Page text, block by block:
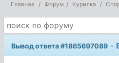
Главная Форум Kурилка
Вывод ответа #1865697089 -